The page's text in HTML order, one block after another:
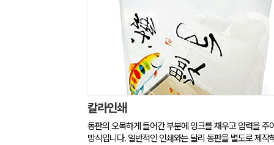
칼라인쇄
동판의 오목하게 들어간 부분에 잉크를 채우고 압력을 주
방식입니다. 일반적인 인쇄와는 달리 동판을 별도로 제작